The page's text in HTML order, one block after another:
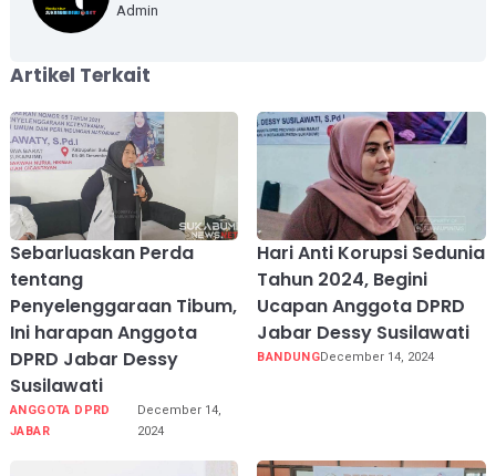
Admin
Artikel Terkait
Sebarluaskan Perda
tentang
Penyelenggaraan Tibum,
Ini harapan Anggota
DPRD Jabar Dessy
Susilawati
ANGGOTA DPRD
JABAR
December 14,
2024
Hari Anti Korupsi Sedunia
Tahun 2024, Begini
Ucapan Anggota DPRD
Jabar Dessy Susilawati
BANDUNGDecember 14, 2024